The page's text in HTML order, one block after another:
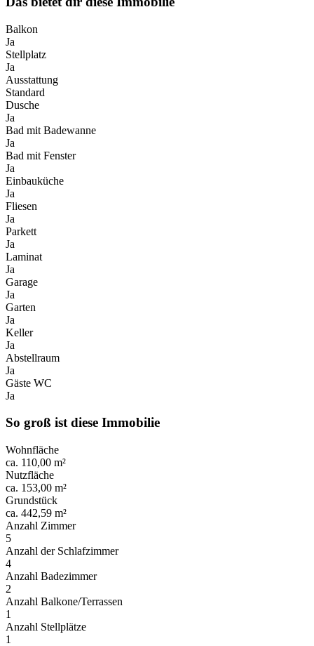
Balkon
Ja
Stellplatz
Ja
Ausstattung
Standard
Dusche
Ja
Bad mit Badewanne
Ja
Bad mit Fenster
Ja
Einbauküche
Ja
Fliesen
Ja
Parkett
Ja
Laminat
Ja
Garage
Ja
Garten
Ja
Keller
Ja
Abstellraum
Ja
Gäste WC
Ja
So groß ist diese Immobilie
Wohnfläche
ca. 110,00 m²
Nutzfläche
ca. 153,00 m²
Grundstück
ca. 442,59 m²
Anzahl Zimmer
5
Anzahl der Schlafzimmer
4
Anzahl Badezimmer
2
Anzahl Balkone/Terrassen
1
Anzahl Stellplätze
1